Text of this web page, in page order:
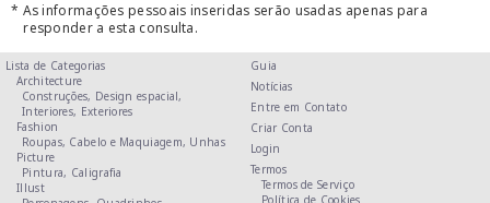
* As informações pessoais inseridas serão usadas apenas para
responder a esta consulta.
Lista de Categorias
Architecture
Construções, Design espacial,
Interiores, Exteriores
Fashion
Roupas, Cabelo e Maquiagem, Unhas
Picture
Pintura, Caligrafia
Illust
Guia
Notícias
Entre em Contato
Criar Conta
Login
Termos
Termos de Serviço
Política de Cookies